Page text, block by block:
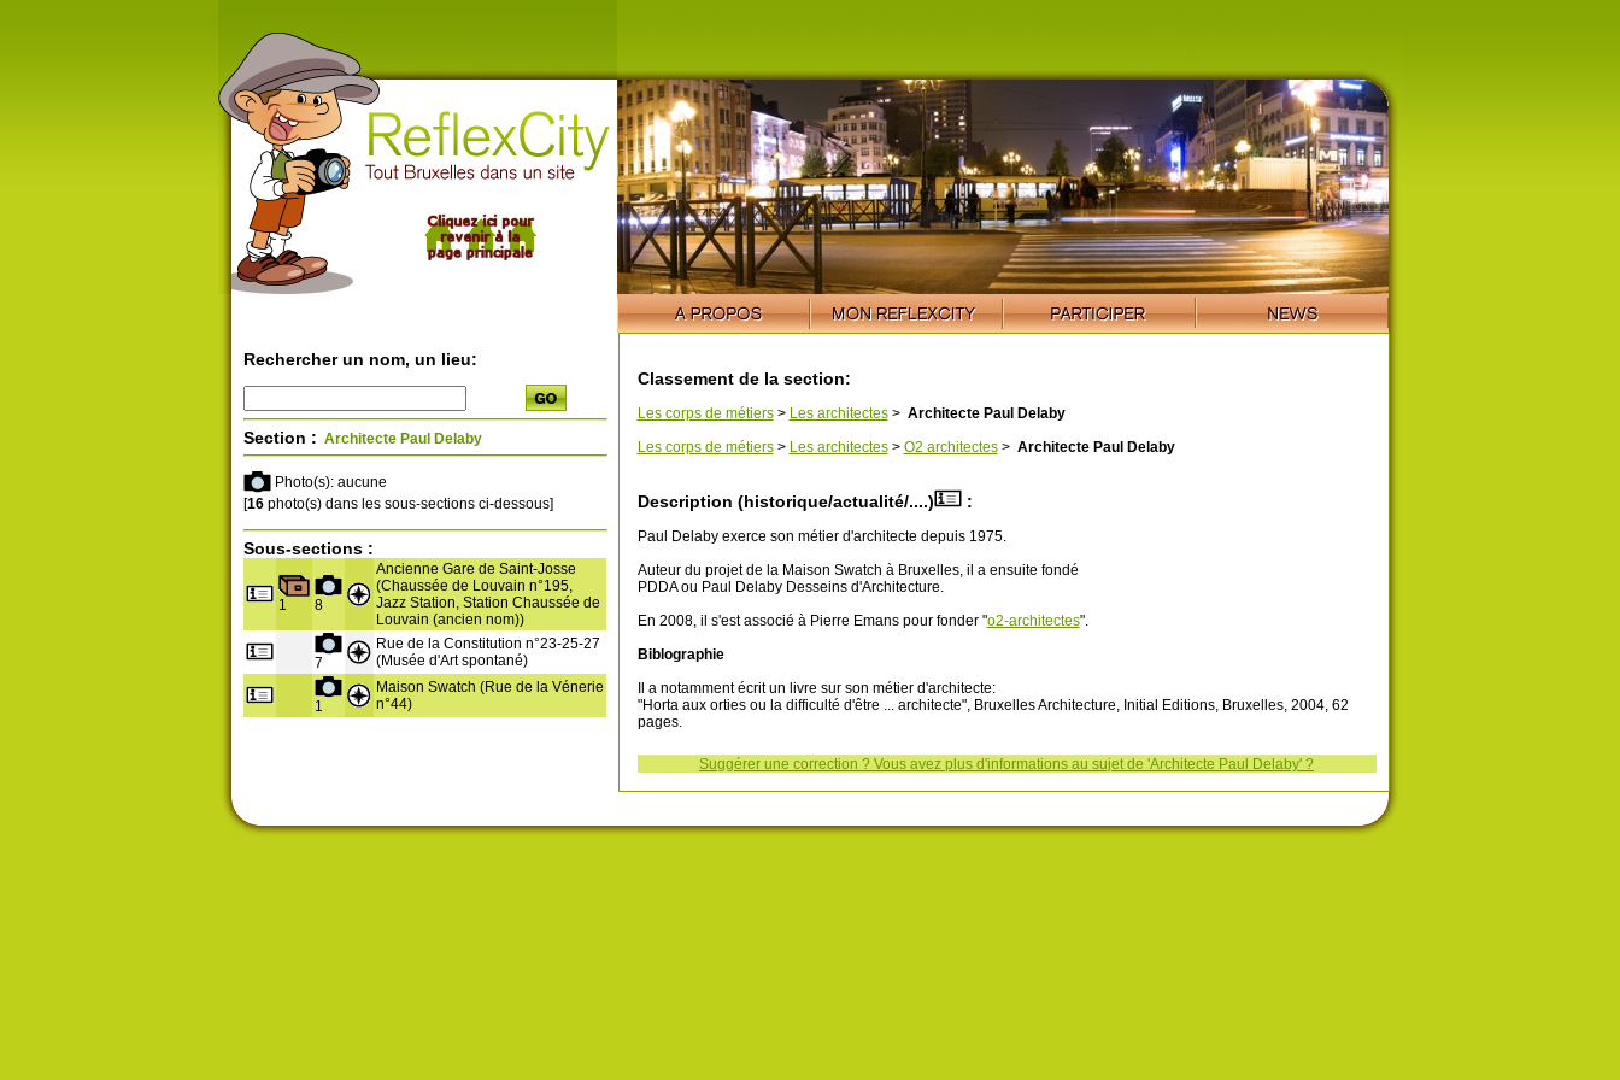
Rechercher un nom, un lieu:
Section : Architecte Paul Delaby
Photo(s): aucune
[16photo(s) dans les sous-sections ci-dessous]
Sous-sections :
1 8
Ancienne Gare de Saint-Josse
(Chaussée de Louvain n°195,
Jazz Station, Station Chaussée de
Louvain (ancien nom))
7
Rue de la Constitution n°23-25-27
(Musée d'Art spontané)
1
Maison Swatch (Rue de la Vénerie
n°44)
Classement de la section:
Les corps de métiers> Les architectes> Architecte Paul Delaby
Les corps de métiers> Les architectes> O2 architectes> Architecte Paul Delaby
Description (historique/actualité/....) :
Paul Delaby exerce son métier d'architecte depuis 1975.
Auteur du projet de la Maison Swatch à Bruxelles, il a ensuite fondé
PDDA ou Paul Delaby Desseins d'Architecture.
En 2008, il s'est associé à Pierre Emans pour fonder "o2-architectes".
Biblographie
Il a notamment écrit un livre sur son métier d'architecte:
"Horta aux orties ou la difficulté d'être ... architecte", Bruxelles Architecture, Initial Editions, Bruxelles, 2004, 62
pages.
Suggérer une correction ? Vous avez plus d'informations au sujet de 'Architecte Paul Delaby' ?